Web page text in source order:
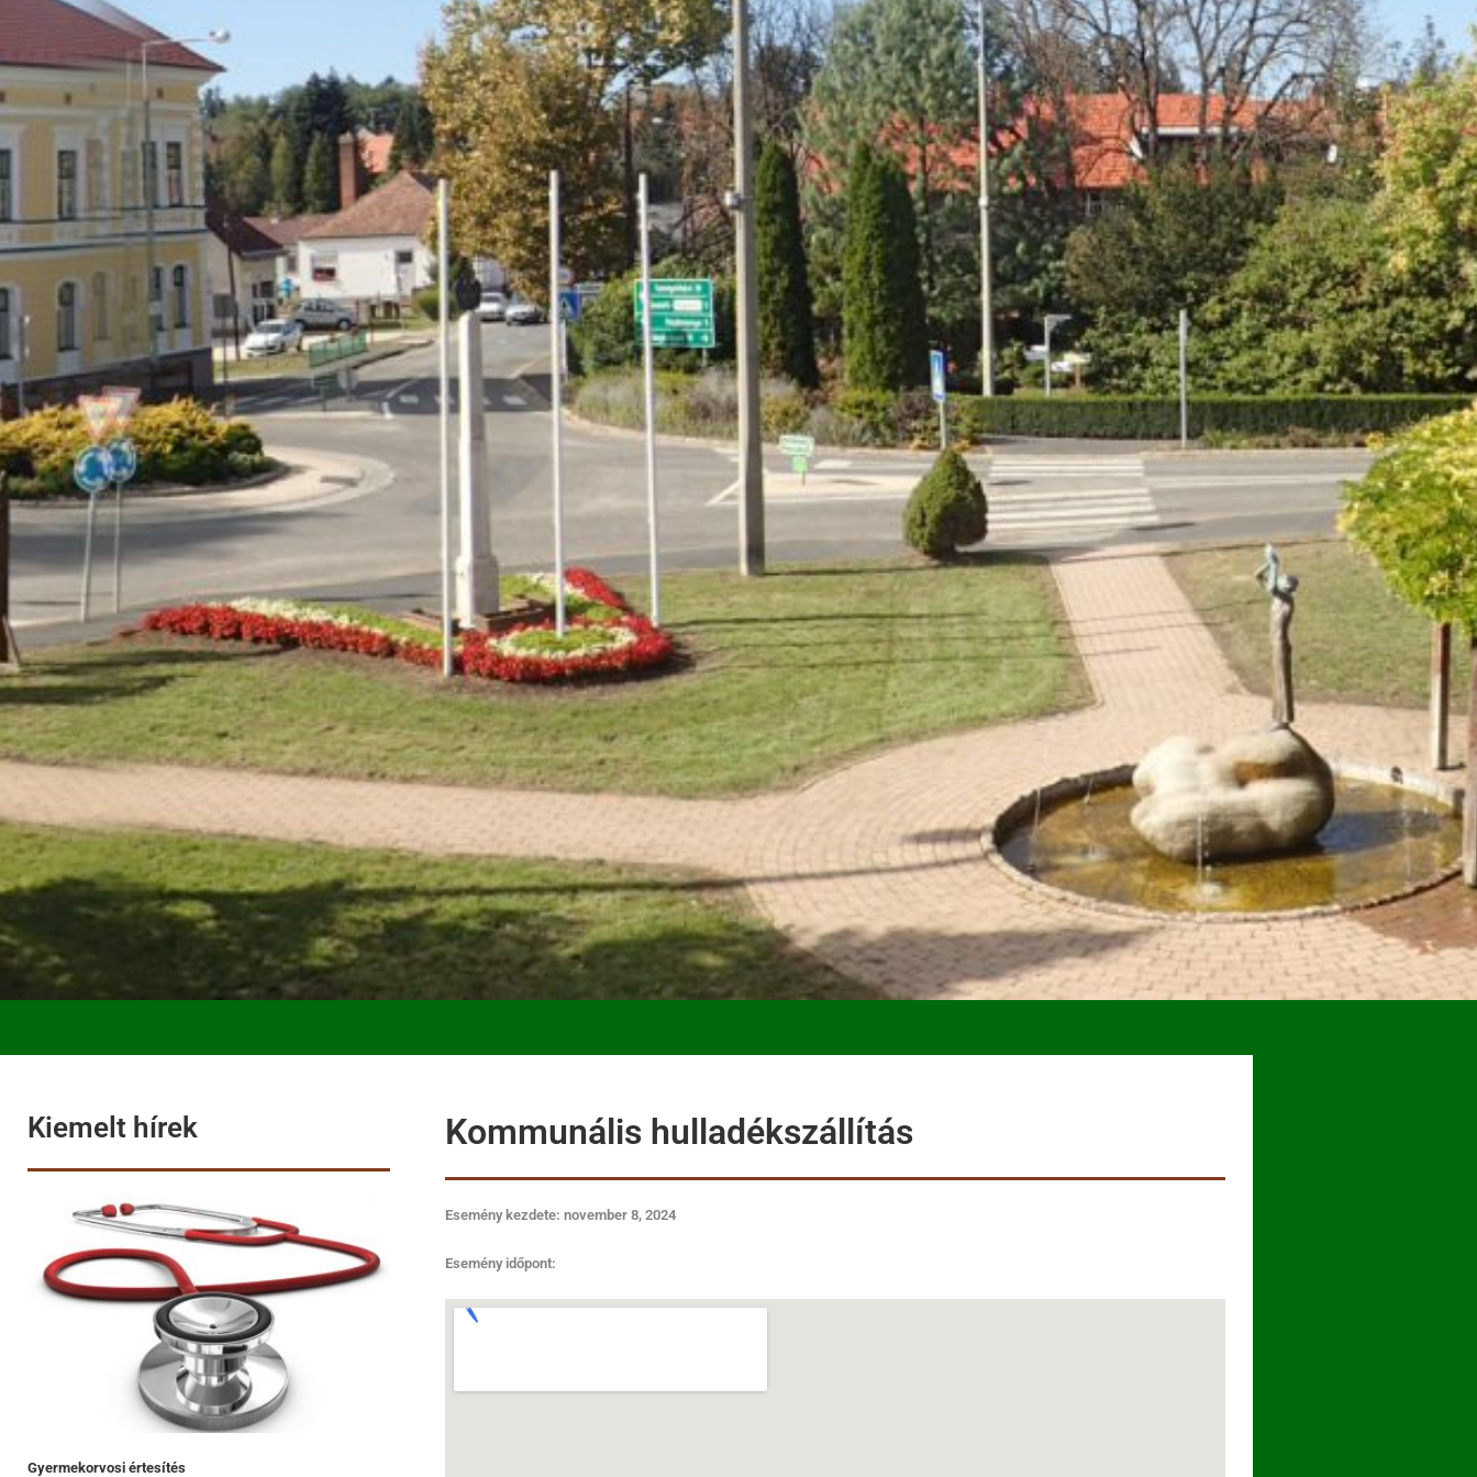
Kiemelt hírek
Gyermekorvosi értesítés
Kommunális hulladékszállítás
Esemény kezdete: november 8, 2024
Esemény időpont: